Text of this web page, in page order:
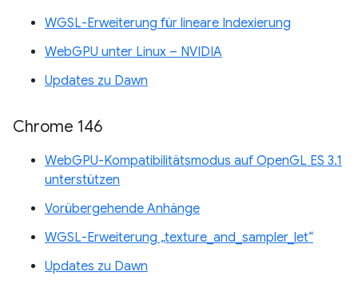
WGSL-Erweiterung für lineare Indexierung
WebGPU unter Linux – NVIDIA
Updates zu Dawn
Chrome 146
WebGPU-Kompatibilitätsmodus auf OpenGL ES 3.1
unterstützen
Vorübergehende Anhänge
WGSL-Erweiterung „texture_and_sampler_let“
Updates zu Dawn